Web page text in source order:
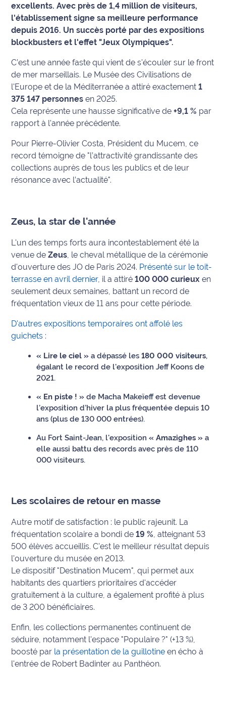
Environnement
Info
Justice
Loisirs
Météo
Politique
Santé
Transport
National
International
Municipales
2026
Partenaires
L'invité(e)
rédaction
Coup de
Maritima
de Jeff
C'est
mon
club
Les
Coachs
Bon
plan
sortie
excellents. Avec près de 1,4 million de visiteurs,
l'établissement signe sa meilleure performance
depuis 2016. Un succès porté par des expositions
blockbusters et l'effet "Jeux Olympiques".
C’est une année faste qui vient de s'écouler sur le front
de mer marseillais. Le Musée des Civilisations de
l'Europe et de la Méditerranée a attiré exactement1
375 147 personnes en 2025.
Cela représente une hausse significative de+9,1 % par
rapport à l'année précédente.
Pour Pierre-Olivier Costa, Président du Mucem, ce
record témoigne de "l’attractivité grandissante des
collections auprès de tous les publics et de leur
résonance avec l’actualité".
Zeus, la star de l'année
L'un des temps forts aura incontestablement été la
venue deZeus , le cheval métallique de la cérémonie
d'ouverture des JO de Paris 2024. Présenté sur le toit-
terrasse en avril dernier, il a attiré100 000 curieux en
seulement deux semaines, battant un record de
fréquentation vieux de 11 ans pour cette période.
D'autres expositions temporaires ont affolé les
guichets :
« Lire le ciel » a dépassé les180 000 visiteurs,
égalant le record de l'exposition Jeff Koons de
2021.
« En piste ! » de Macha Makeïeff est devenue
l’exposition d’hiver la plus fréquentée depuis 10
ans (plus de 130 000 entrées).
Au Fort Saint-Jean, l'exposition« Amazighes » a
elle aussi battu des records avec près de 110
000 visiteurs.
Les scolaires de retour en masse
Autre motif de satisfaction : le public rajeunit. La
fréquentation scolaire a bondi de19 % , atteignant 53
500 élèves accueillis. C'est le meilleur résultat depuis
l'ouverture du musée en 2013.
Le dispositif "Destination Mucem", qui permet aux
habitants des quartiers prioritaires d'accéder
gratuitement à la culture, a également profité à plus
de 3 200 bénéficiaires.
Enfin, les collections permanentes continuent de
séduire, notamment l'espace "Populaire ?" (+13 %),
boosté par la présentation de la guillotine en écho à
l'entrée de Robert Badinter au Panthéon.